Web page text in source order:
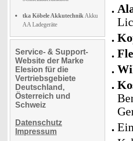
tka Köbele AkkutechnikAkku
AA Ladegeräte
Service- & Support-
Website der Marke
Elesion für die
Vertriebsgebiete
Deutschland,
Österreich und
Schweiz
Datenschutz
Impressum